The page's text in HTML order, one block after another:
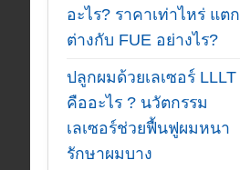
อะไร? ราคาเท่าไหร่ แตก
ต่างกับ FUE อย่างไร?
ปลูกผมด้วยเลเซอร์ LLLT
คืออะไร ? นวัตกรรม
เลเซอร์ช่วยฟื้นฟูผมหนา
รักษาผมบาง